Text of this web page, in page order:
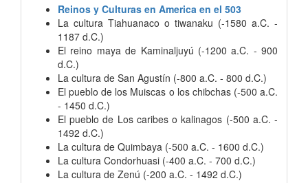
Reinos y Culturas en America en el 503
La cultura Tiahuanaco o tiwanaku (-1580 a.C. -
1187 d.C.)
El reino maya de Kaminaljuyú (-1200 a.C. - 900
d.C.)
La cultura de San Agustín (-800 a.C. - 800 d.C.)
El pueblo de los Muiscas o los chibchas (-500 a.C.
- 1450 d.C.)
El pueblo de Los caribes o kalinagos (-500 a.C. -
1492 d.C.)
La cultura de Quimbaya (-500 a.C. - 1600 d.C.)
La cultura Condorhuasi (-400 a.C. - 700 d.C.)
La cultura de Zenú (-200 a.C. - 1492 d.C.)